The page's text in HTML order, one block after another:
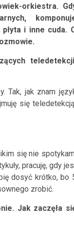
orkiestra.
i inne cuda.
Tak, jak znam
się
się nie
pracuję, gdy
dosyć krótko, bo
zrobić.
Jak zaczęła